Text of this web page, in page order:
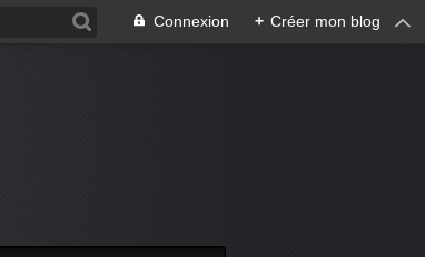
Connexion + Créer mon blog